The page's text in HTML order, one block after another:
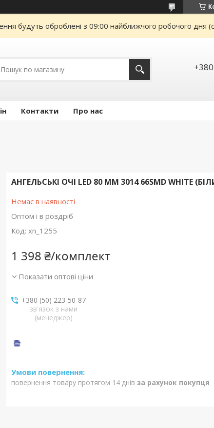
будуть оброблені з 09:00 найближчого робочого дня
Контакти Про нас
АНГЕЛЬСЬКІ ОЧІ LED 80 ММ 3014 66SMD WHITE
Немає в наявності
Оптом і в роздріб
Код: xn_1255
1 398 ₴/комплект
Показати оптові ціни
+380 (50) 223-50-87
зв'язок з нами
(менеджер)
повернення товару протягом 14 днів за рахунок покупця